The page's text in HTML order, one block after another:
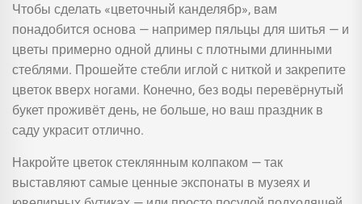
Чтобы сделать «цветочный канделябр», вам
понадобится основа — например пяльцы для шитья — и
цветы примерно одной длины с плотными длинными
стеблями. Прошейте стебли иглой с ниткой и закрепите
цветок вверх ногами. Конечно, без воды перевёрнутый
букет проживёт день, не больше, но ваш праздник в
саду украсит отлично.
Накройте цветок стеклянным колпаком — так
выставляют самые ценные экспонаты в музеях и